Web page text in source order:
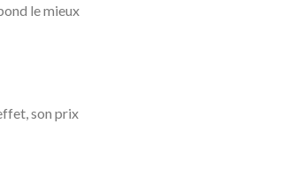
le mieux
son prix